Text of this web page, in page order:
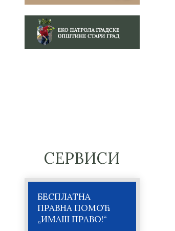
СЕРВИСИ
БЕСПЛАТНА
ПРАВНА ПОМОЋ
„ИМАШ ПРАВО!“